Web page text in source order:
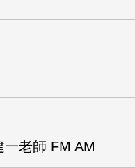
老師 FM AM